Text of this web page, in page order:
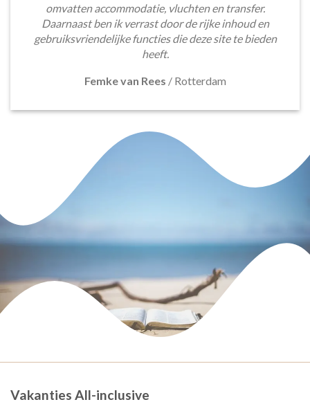
omvatten accommodatie, vluchten en transfer.
Daarnaast ben ik verrast door de rijke inhoud en
gebruiksvriendelijke functies die deze site te bieden
heeft.
Femke van Rees / Rotterdam
Vakanties All-inclusive